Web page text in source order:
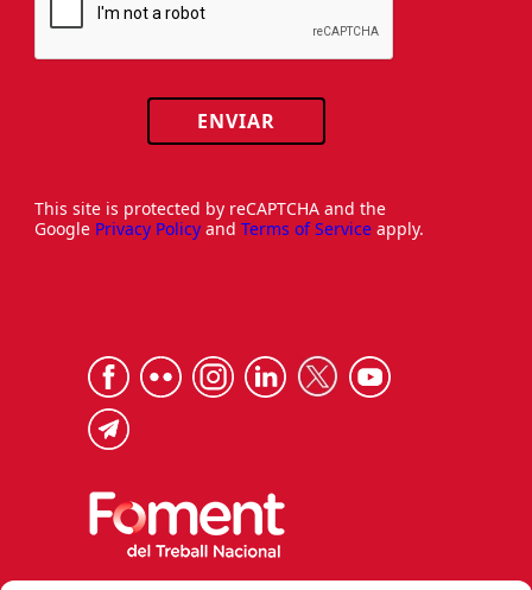
ENVIAR
This site is protected by reCAPTCHA and the
Google Privacy Policy and Terms of Service apply.